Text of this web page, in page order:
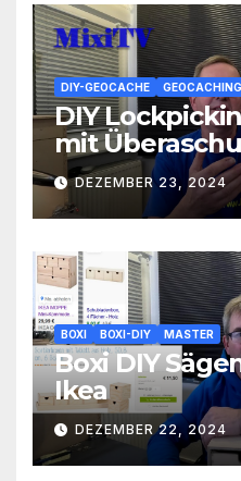
DIY-GEOCACHE
DIY
mit
DEZEMBER 23, 2024
BOXI BOXI-DIY MASTER
Boxi DIY
Ikea
DEZEMBER 22, 2024